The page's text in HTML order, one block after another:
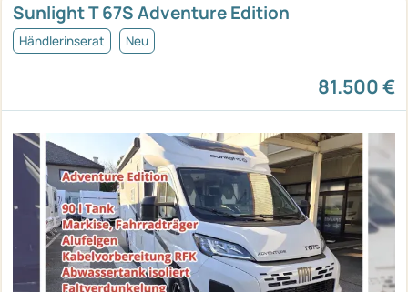
Sunlight T 67S Adventure Edition
Händlerinserat Neu
81.500 €